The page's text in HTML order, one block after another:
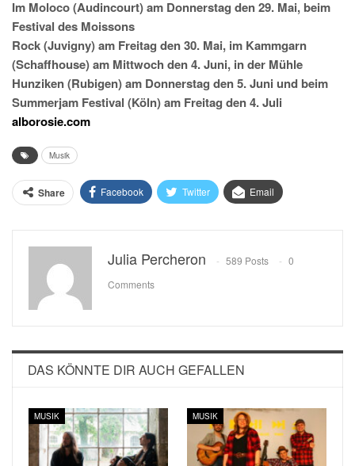
Im Moloco (Audincourt) am Donnerstag den 29. Mai, beim
Festival des Moissons
Rock (Juvigny) am Freitag den 30. Mai, im Kammgarn
(Schaffhouse) am Mittwoch den 4. Juni, in der Mühle
Hunziken (Rubigen) am Donnerstag den 5. Juni und beim
Summerjam Festival (Köln) am Freitag den 4. Juli
alborosie.com
Musik
Share Facebook Twitter Email
Julia Percheron 589 Posts
0
Comments
DAS KÖNNTE DIR AUCH GEFALLEN
MUSIK MUSIK